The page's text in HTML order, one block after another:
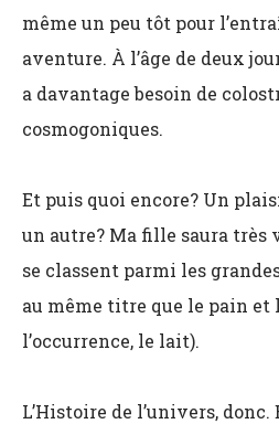
même un peu tôt pour
aventure. À l’âge de deux
a davantage besoin de
cosmogoniques.
Et puis quoi encore? Un
un autre? Ma fille saura très
se classent parmi les
au même titre que le pain et
l’occurrence, le lait).
L’Histoire de l’univers, donc.